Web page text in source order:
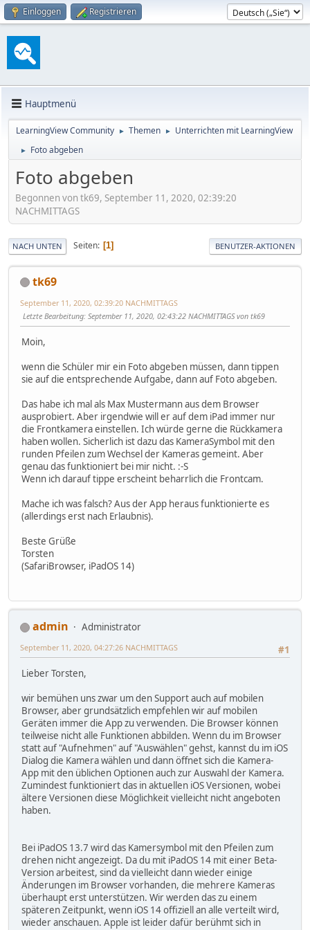
Einloggen Registrieren
Hauptmenü
LearningView Community ► Themen ► Unterrichten mit LearningView
► Foto abgeben
Foto abgeben
Begonnen von tk69, September 11, 2020, 02:39:20
NACHMITTAGS
NACH UNTEN Seiten 1 BENUTZER-AKTIONEN
tk69
September 11, 2020, 02:39:20 NACHMITTAGS
Letzte Bearbeitung: September 11, 2020, 02:43:22 NACHMITTAGS von tk69
Moin,
wenn die Schüler mir ein Foto abgeben müssen, dann tippen
sie auf die entsprechende Aufgabe, dann auf Foto abgeben.
Das habe ich mal als Max Mustermann aus dem Browser
ausprobiert. Aber irgendwie will er auf dem iPad immer nur
die Frontkamera einstellen. Ich würde gerne die Rückkamera
haben wollen. Sicherlich ist dazu das KameraSymbol mit den
runden Pfeilen zum Wechsel der Kameras gemeint. Aber
genau das funktioniert bei mir nicht. :-S
Wenn ich darauf tippe erscheint beharrlich die Frontcam.
Mache ich was falsch? Aus der App heraus funktionierte es
(allerdings erst nach Erlaubnis).
Beste Grüße
Torsten
(SafariBrowser, iPadOS 14)
admin
Administrator
#1
September 11, 2020, 04:27:26 NACHMITTAGS
Lieber Torsten,
wir bemühen uns zwar um den Support auch auf mobilen
Browser, aber grundsätzlich empfehlen wir auf mobilen
Geräten immer die App zu verwenden. Die Browser können
teilweise nicht alle Funktionen abbilden. Wenn du im Browser
statt auf "Aufnehmen" auf "Auswählen" gehst, kannst du im iOS
Dialog die Kamera wählen und dann öffnet sich die Kamera-
App mit den üblichen Optionen auch zur Auswahl der Kamera.
Zumindest funktioniert das in aktuellen iOS Versionen, wobei
ältere Versionen diese Möglichkeit vielleicht nicht angeboten
haben.
Bei iPadOS 13.7 wird das Kamersymbol mit den Pfeilen zum
drehen nicht angezeigt. Da du mit iPadOS 14 mit einer Beta-
Version arbeitest, sind da vielleicht dann wieder einige
Änderungen im Browser vorhanden, die mehrere Kameras
überhaupt erst unterstützen. Wir werden das zu einem
späteren Zeitpunkt, wenn iOS 14 offiziell an alle verteilt wird,
wieder anschauen. Apple ist leider dafür berühmt sich in